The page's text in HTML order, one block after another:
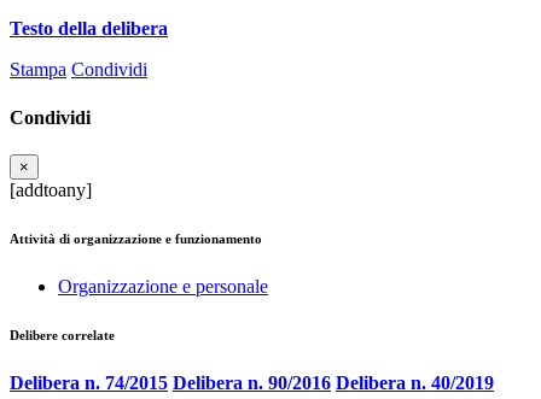
Testo della delibera
Stampa Condividi
Condividi
×
[addtoany]
Attività di organizzazione e funzionamento
Organizzazione e personale
Delibere correlate
Delibera n. 74/2015 Delibera n. 90/2016 Delibera n. 40/2019